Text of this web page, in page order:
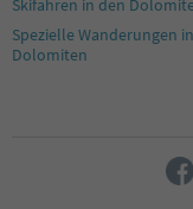
54
55
Spezielle Wanderungen
Dolomiten